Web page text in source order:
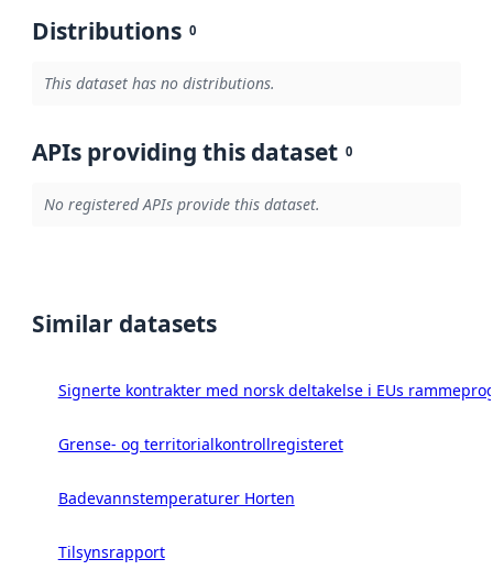
Distributions 0
This dataset has no distributions.
APIs providing this dataset 0
No registered APIs provide this dataset.
Similar datasets
Signerte kontrakter med norsk deltakelse i EUs
Grense- og territorialkontrollregisteret
Badevannstemperaturer Horten
Tilsynsrapport